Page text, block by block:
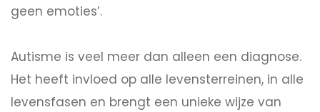
geen emoties’.
Autisme is veel meer dan alleen een diagnose.
Het heeft invloed op alle levensterreinen, in alle
levensfasen en brengt een unieke wijze van